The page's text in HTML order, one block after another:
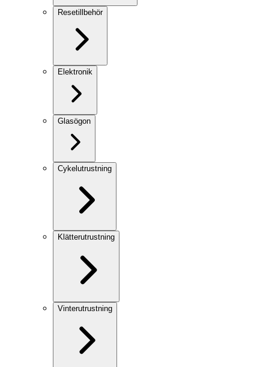
Resetillbehör
Elektronik
Glasögon
Cykelutrustning
Klätterutrustning
Vinterutrustning